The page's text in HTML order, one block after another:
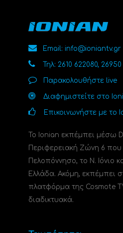
Email: info@ioniantv.gr
Τηλ: 2610 622080,
Παρακολουθήστε live
Διαφημιστείτε στο
Επικοινωνήστε με το
Το Ionian εκπέμπει μέσω
Περιφερειακή Ζώνη 6 που
Πελοπόννησο, το N. Ιόνιο
Ελλάδα. Ακόμη, εκπέμπει
πλατφόρμα της Cosmote
διαδικτυακά.